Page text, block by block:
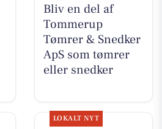
Bliv en del af
Tommerup
Tømrer & Snedker
ApS som tømrer
eller snedker
LOKALT NYT